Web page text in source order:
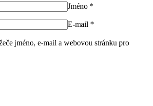
Jméno *
E-mail *
jméno, e-mail a webovou stránku pro